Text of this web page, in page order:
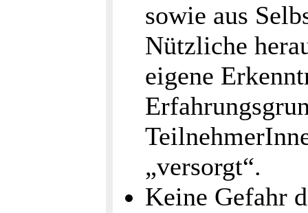
sowie aus
Nützliche
eigene
„versorgt“.
Keine Gefahr